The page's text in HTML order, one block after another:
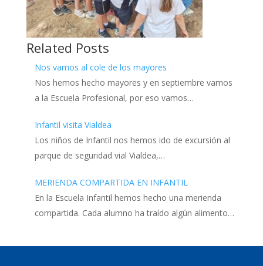
Related Posts
Nos vamos al cole de los mayores
Nos hemos hecho mayores y en septiembre vamos
a la Escuela Profesional, por eso vamos…
Infantil visita Vialdea
Los niños de Infantil nos hemos ido de excursión al
parque de seguridad vial Vialdea,…
MERIENDA COMPARTIDA EN INFANTIL
En la Escuela Infantil hemos hecho una merienda
compartida. Cada alumno ha traído algún alimento…